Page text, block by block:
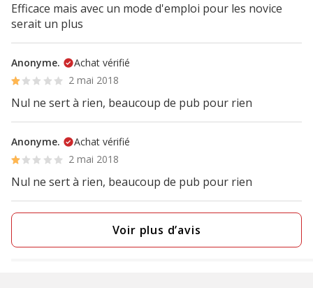
Efficace mais avec un mode d'emploi pour les novice
serait un plus
Anonyme.
Achat vérifié
2 mai 2018
Nul ne sert à rien, beaucoup de pub pour rien
Anonyme.
Achat vérifié
2 mai 2018
Nul ne sert à rien, beaucoup de pub pour rien
Voir plus d’avis